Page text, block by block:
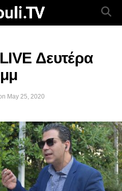
Δευτέρα
May 25, 2020